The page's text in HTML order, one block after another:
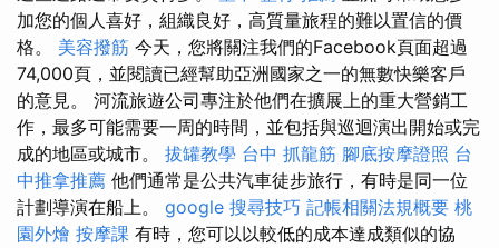
加您的個人喜好，組織良好，高質量旅程的難以置信的價
格。 美容撥筋 今天，您將關注我們的Facebook頁面超過
74,000頁，並閱讀已經幫助亞洲國家之一的無數快樂客戶
的意見。 河流旅遊公司專注於他們在擴展上的重大營銷工
作，最多可能需要一周的時間，並包括與巡迴演出開始或完
成的地區或城市。 拔罐教學 台中 抓龍筋 腳底按摩證照 台
中推拿推薦 他們通常是公共汽車徒步旅行，有時是同一位
計劃導演在船上。 google 搜尋技巧 記帳相關法規概要 桃
園外燴 按摩課 有時，您可以以較低的成本達成類似的協